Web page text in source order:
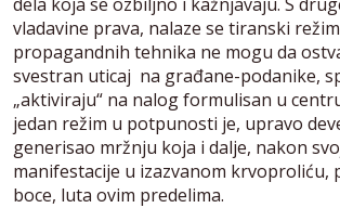
vladavine prava, nalaze se tiranski
propagandnih tehnika ne mogu da
svestran uticaj na građane-podanike,
„aktiviraju“ na nalog formulisan u
jedan režim u potpunosti je, upravo
generisao mržnju koja i dalje, nakon
manifestacije u izazvanom krvoproliću,
boce, luta ovim predelima.